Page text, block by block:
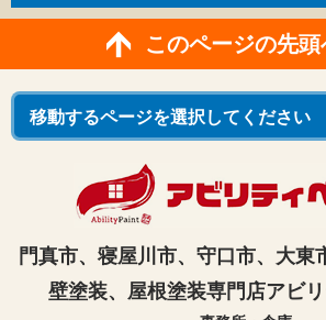
このページの先頭
門真市、寝屋川市、守口市、大東
壁塗装、屋根塗装専門店アビ